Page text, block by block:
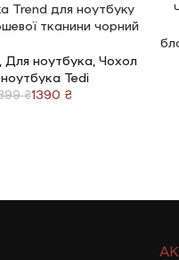
Trend для ноутбуку
тканини чорний
Для ноутбука ,Чохол
Tedi
₴1390 ₴